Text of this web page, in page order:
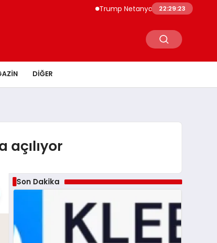
Trump Netanyahu Görüşmesinde İran
22:29:24
DIĞER
Son Dakika